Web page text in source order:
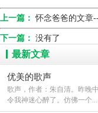
“不，我不要!安安
知道，仿佛身后有黑
花裙子，布娃娃全没
好似梦啊，难
吗？而她是那个纵梦
望回到过去的女孩
上一篇： 怀念爸爸的文章
下一篇： 没有了
最新文章
优美的歌声
歌声，作者：朱自清。昨晚
令我神迷心醉了。仿佛一个...